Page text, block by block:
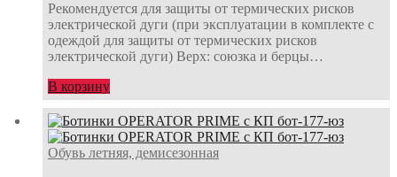
Рекомендуется для защиты от термических рисков
электрической дуги (при эксплуатации в комплекте с
одеждой для защиты от термических рисков
электрической дуги) Верх: союзка и берцы…
В корзину
Обувь летняя, демисезонная